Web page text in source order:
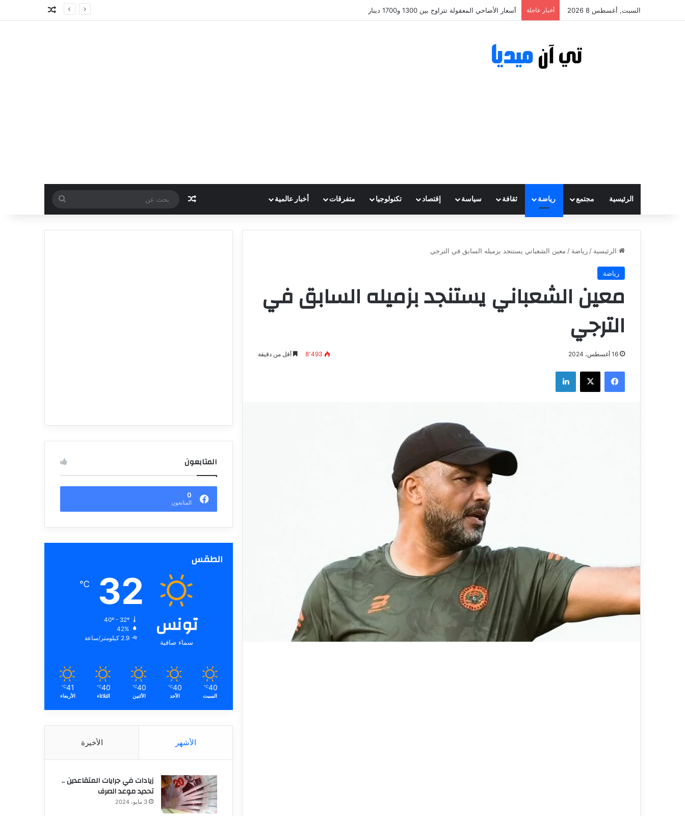
السبت, أغسطس 8 2026 أخبار عاجلة أسعار الأضاحي المعقولة تتراوح بين 1300 و1700 دينار مقال عشوائي
الرئيسية مجتمع رياضة ثقافة سياسة إقتصاد تكنولوجيا متفرقات أخبار عالمية مقال عشوائي
بحث
عن
الرئيسية / رياضة / معين الشعباني يستنجد بزميله السابق في الترجي
رياضة
معين الشعباني يستنجد بزميله السابق في
الترجي
16 أغسطس، 2024 8٬493 أقل من دقيقة
فيسبوك ‫X لينكدإن
المتابعون
0
المتابعون
الطقس
تونس
سماء صافية
32
℃
40º - 32º
42%
2.9 كيلومتر/ساعة
40
℃
السبت
40
℃
الأحد
40
℃
الأثنين
40
℃
الثلاثاء
41
℃
الأربعاء
الأشهر الأخيرة
زيادات في جرايات المتقاعدين ..
تحديد موعد الصرف
3 مايو، 2024